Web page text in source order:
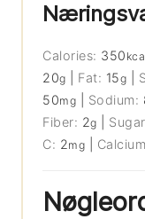
Calories: 350
20g Fat: 15g
50mg Sodium:
Fiber: 2g
C: 2mg